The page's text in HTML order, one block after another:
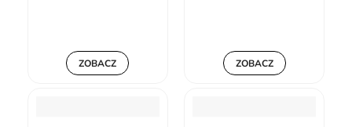
ZOBACZ ZOBACZ